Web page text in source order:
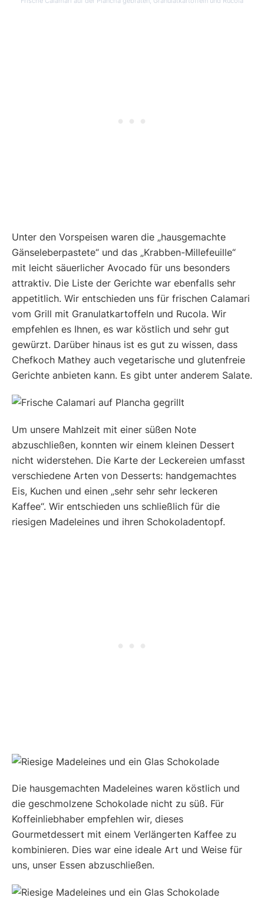
Unter den Vorspeisen waren die „hausgemachte
Gänseleberpastete“ und das „Krabben-Millefeuille“
mit leicht säuerlicher Avocado für uns besonders
attraktiv. Die Liste der Gerichte war ebenfalls sehr
appetitlich. Wir entschieden uns für frischen Calamari
vom Grill mit Granulatkartoffeln und Rucola. Wir
empfehlen es Ihnen, es war köstlich und sehr gut
gewürzt. Darüber hinaus ist es gut zu wissen, dass
Chefkoch Mathey auch vegetarische und glutenfreie
Gerichte anbieten kann. Es gibt unter anderem Salate.
Um unsere Mahlzeit mit einer süßen Note
abzuschließen, konnten wir einem kleinen Dessert
nicht widerstehen. Die Karte der Leckereien umfasst
verschiedene Arten von Desserts: handgemachtes
Eis, Kuchen und einen „sehr sehr sehr leckeren
Kaffee“. Wir entschieden uns schließlich für die
riesigen Madeleines und ihren Schokoladentopf.
Die hausgemachten Madeleines waren köstlich und
die geschmolzene Schokolade nicht zu süß. Für
Koffeinliebhaber empfehlen wir, dieses
Gourmetdessert mit einem Verlängerten Kaffee zu
kombinieren. Dies war eine ideale Art und Weise für
uns, unser Essen abzuschließen.